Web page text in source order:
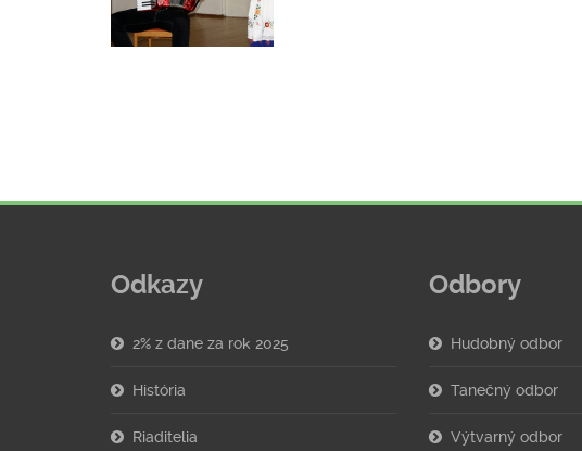
Odkazy
2% z dane za rok 2025
História
Riaditelia
Odbory
Hudobný odbor
Tanečný odbor
Výtvarný odbor